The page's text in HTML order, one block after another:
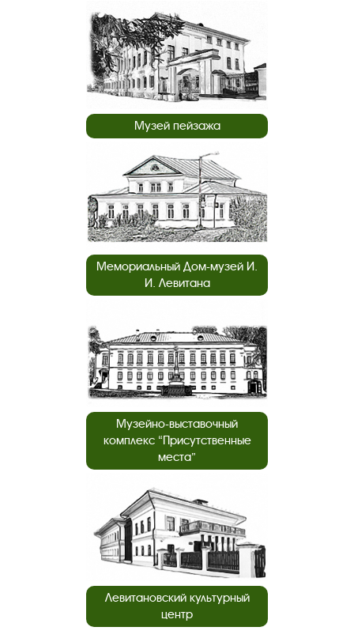
Музей пейзажа
Мемориальный Дом-музей И.
И. Левитана
Музейно-выставочный
комплекс “Присутственные
места”
Левитановский культурный
центр